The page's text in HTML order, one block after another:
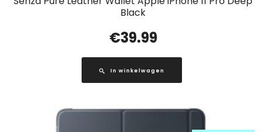
Black
€39.99
In winkelwagen